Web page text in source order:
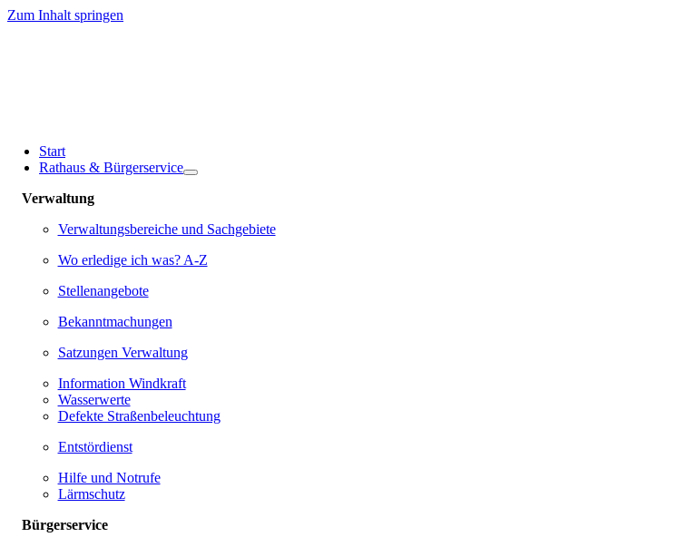
Zum Inhalt springen
Start
Rathaus & Bürgerservice
Verwaltung
Verwaltungsbereiche und Sachgebiete
Wo erledige ich was? A-Z
Stellenangebote
Bekanntmachungen
Satzungen Verwaltung
Information Windkraft
Wasserwerte
Defekte Straßenbeleuchtung
Entstördienst
Hilfe und Notrufe
Lärmschutz
Bürgerservice